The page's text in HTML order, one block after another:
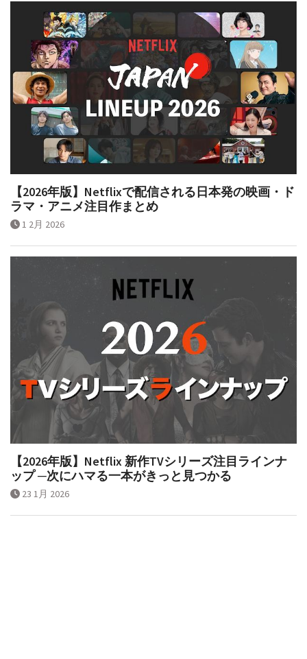
【2026年版】Netflixで配信される日本発の映画・ド
ラマ・アニメ注目作まとめ
1 2月 2026
【2026年版】Netflix 新作TVシリーズ注目ラインナ
ップ ─次にハマる一本がきっと見つかる
23 1月 2026